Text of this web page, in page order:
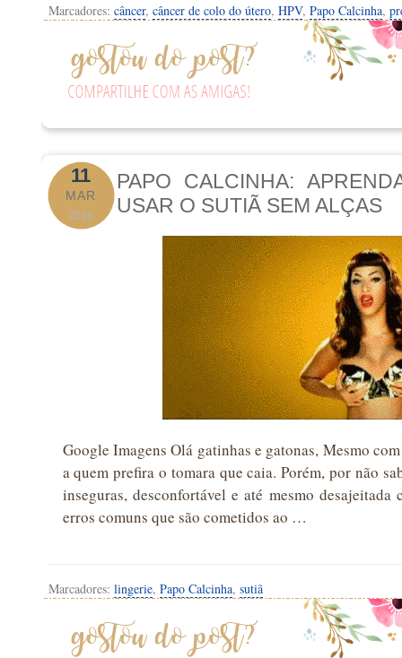
Marcadores: câncer, câncer de colo do útero, HPV, Papo Calcinha,
11
MAR
2016
PAPO CALCINHA:
USAR O SUTIÃ SEM ALÇAS
Google Imagens Olá gatinhas e gatonas, Mesmo
a quem prefira o tomara que caia. Porém, por não
inseguras, desconfortável e até mesmo
erros comuns que são cometidos ao …
Marcadores: lingerie, Papo Calcinha, sutiã